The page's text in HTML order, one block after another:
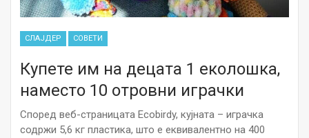
СЛАЈДЕР СОВЕТИ
Купете им на децата 1 еколошка,
наместо 10 отровни играчки
Според веб-страницата Ecobirdy, кујната – играчка
содржи 5,6 кг пластика, што е еквивалентно на 400